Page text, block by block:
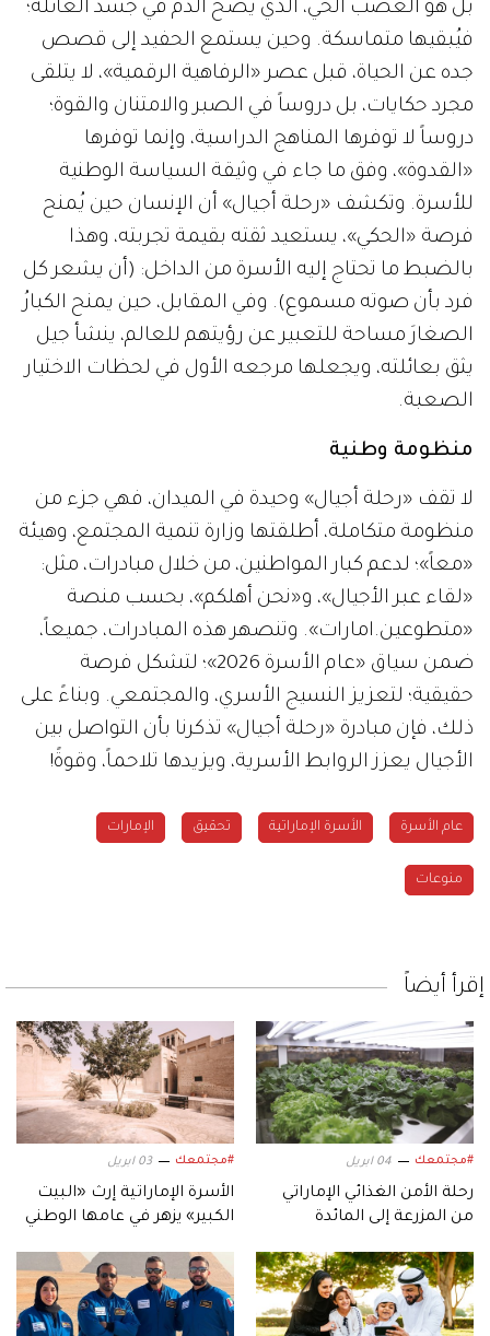
بل هو العصب الحي، الذي يضخ الدم في جسد العائلة؛
فيُبقيها متماسكة. وحين يستمع الحفيد إلى قصص
جده عن الحياة، قبل عصر «الرفاهية الرقمية»، لا يتلقى
مجرد حكايات، بل دروساً في الصبر والامتنان والقوة؛
دروساً لا توفرها المناهج الدراسية، وإنما توفرها
«القدوة»، وفق ما جاء في وثيقة السياسة الوطنية
للأسرة. وتكشف «رحلة أجيال» أن الإنسان حين يُمنح
فرصة «الحكي»، يستعيد ثقته بقيمة تجربته، وهذا
بالضبط ما تحتاج إليه الأسرة من الداخل: (أن يشعر كل
فرد بأن صوته مسموع). وفي المقابل، حين يمنح الكبارُ
الصغارَ مساحة للتعبير عن رؤيتهم للعالم، ينشأ جيل
يثق بعائلته، ويجعلها مرجعه الأول في لحظات الاختيار
الصعبة.
منظومة وطنية
لا تقف «رحلة أجيال» وحيدة في الميدان، فهي جزء من
منظومة متكاملة، أطلقتها وزارة تنمية المجتمع، وهيئة
«معاً»؛ لدعم كبار المواطنين، من خلال مبادرات، مثل:
«لقاء عبر الأجيال»، و«نحن أهلكم»، بحسب منصة
«متطوعين.امارات». وتنصهر هذه المبادرات، جميعاً،
ضمن سياق «عام الأسرة 2026»؛ لتشكل فرصة
حقيقية؛ لتعزيز النسيج الأسري، والمجتمعي. وبناءً على
ذلك، فإن مبادرة «رحلة أجيال» تذكرنا بأن التواصل بين
الأجيال يعزز الروابط الأسرية، ويزيدها تلاحماً، وقوةً!
عام الأسرة الأسرة الإماراتية تحقيق الإمارات
منوعات
إقرأ أيضاً
#مجتمعك 04 ابريل
رحلة الأمن الغذائي الإماراتي
من المزرعة إلى المائدة
#مجتمعك 03 ابريل
الأسرة الإماراتية إرث «البيت
الكبير» يزهر في عامها الوطني